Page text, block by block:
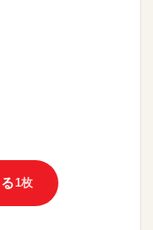
1枚